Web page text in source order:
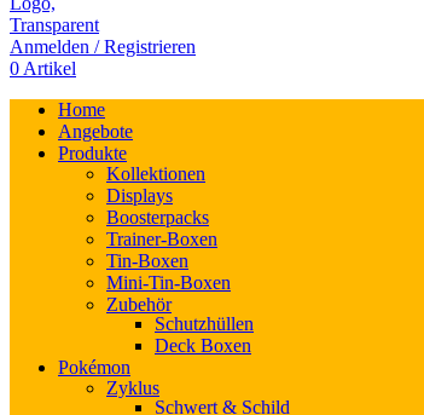
Anmelden / Registrieren
0 Artikel
Home
Angebote
Produkte
Kollektionen
Displays
Boosterpacks
Trainer-Boxen
Tin-Boxen
Mini-Tin-Boxen
Zubehör
Schutzhüllen
Deck Boxen
Pokémon
Zyklus
Schwert & Schild